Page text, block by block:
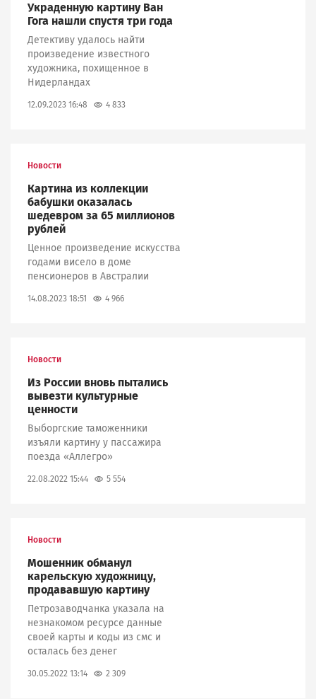
Украденную картину Ван
Гога нашли спустя три года
Детективу удалось найти
произведение известного
художника, похищенное в
Нидерландах
12.09.2023 16:48 4 833
Новости
Картина из коллекции
бабушки оказалась
шедевром за 65 миллионов
рублей
Ценное произведение искусства
годами висело в доме
пенсионеров в Австралии
14.08.2023 18:51 4 966
Новости
Из России вновь пытались
вывезти культурные
ценности
Выборгские таможенники
изъяли картину у пассажира
поезда «Аллегро»
22.08.2022 15:44 5 554
Новости
Мошенник обманул
карельскую художницу,
продававшую картину
Петрозаводчанка указала на
незнакомом ресурсе данные
своей карты и коды из смс и
осталась без денег
30.05.2022 13:14 2 309